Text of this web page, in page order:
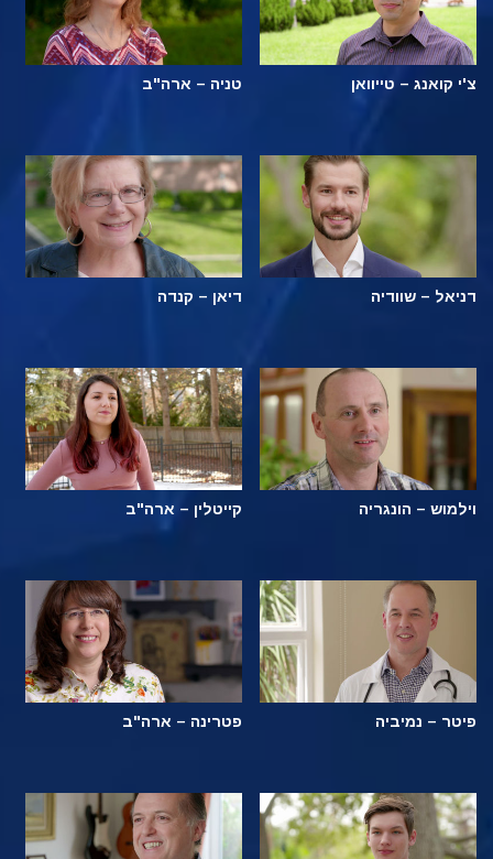
צ'י קואנג – טייוואן טניה – ארה"ב
דניאל – שוודיה דיאן – קנדה
וילמוש – הונגריה קייטלין – ארה"ב
פיטר – נמיביה פטרינה – ארה"ב